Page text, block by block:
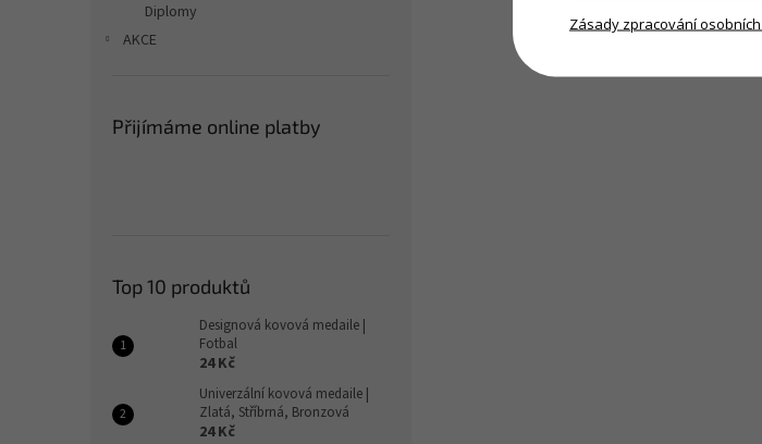
Diplomy
AKCE
Přijímáme online platby
Top 10 produktů
Designová kovová medaile |
Fotbal
24 Kč
Univerzální kovová medaile |
Zlatá, Stříbrná, Bronzová
24 Kč
Zásady zpracování